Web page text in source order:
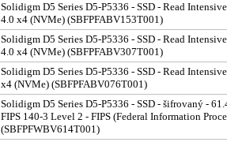
Solidigm D5 Series D5-P5336 - SSD - Read
4.0 x4 (NVMe) (SBFPFABV153T001)
Solidigm D5 Series D5-P5336 - SSD - Read
4.0 x4 (NVMe) (SBFPFABV307T001)
Solidigm D5 Series D5-P5336 - SSD - Read
x4 (NVMe) (SBFPFABV076T001)
Solidigm D5 Series D5-P5336 - SSD - šifrovaný -
FIPS 140-3 Level 2 - FIPS (Federal Information
(SBFPFWBV614T001)